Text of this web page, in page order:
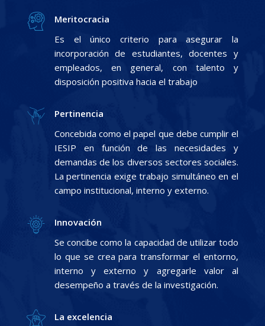
Meritocracia
Es el único criterio para asegurar la
incorporación de estudiantes, docentes y
empleados, en general, con talento y
disposición positiva hacia el trabajo
Pertinencia
Concebida como el papel que debe cumplir el
IESIP en función de las necesidades y
demandas de los diversos sectores sociales.
La pertinencia exige trabajo simultáneo en el
campo institucional, interno y externo.
Innovación
Se concibe como la capacidad de utilizar todo
lo que se crea para transformar el entorno,
interno y externo y agregarle valor al
desempeño a través de la investigación.
La excelencia